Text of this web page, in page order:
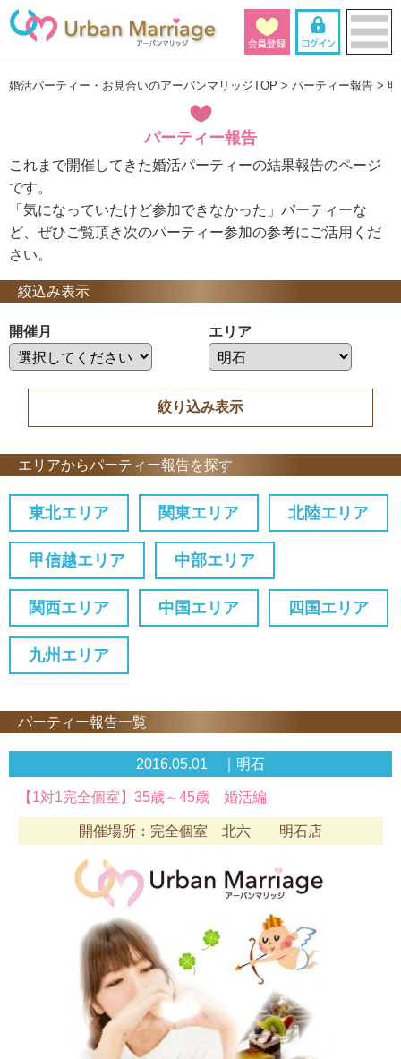
婚活パーティー・お見合いのアーバンマリッジTOP パーティー報告
パーティー報告
これまで開催してきた婚活パーティーの結果報告のページ
です。
「気になっていたけど参加できなかった」パーティーな
ど、ぜひご覧頂き次のパーティー参加の参考にご活用くだ
さい。
絞込み表示
開催月 エリア
エリアからパーティー報告を探す
東北エリア 関東エリア 北陸エリア
甲信越エリア 中部エリア
関西エリア 中国エリア 四国エリア
九州エリア
パーティー報告一覧
2016.05.01 ｜明石
【1対1完全個室】35歳～45歳 婚活編
開催場所：完全個室 北六 明石店